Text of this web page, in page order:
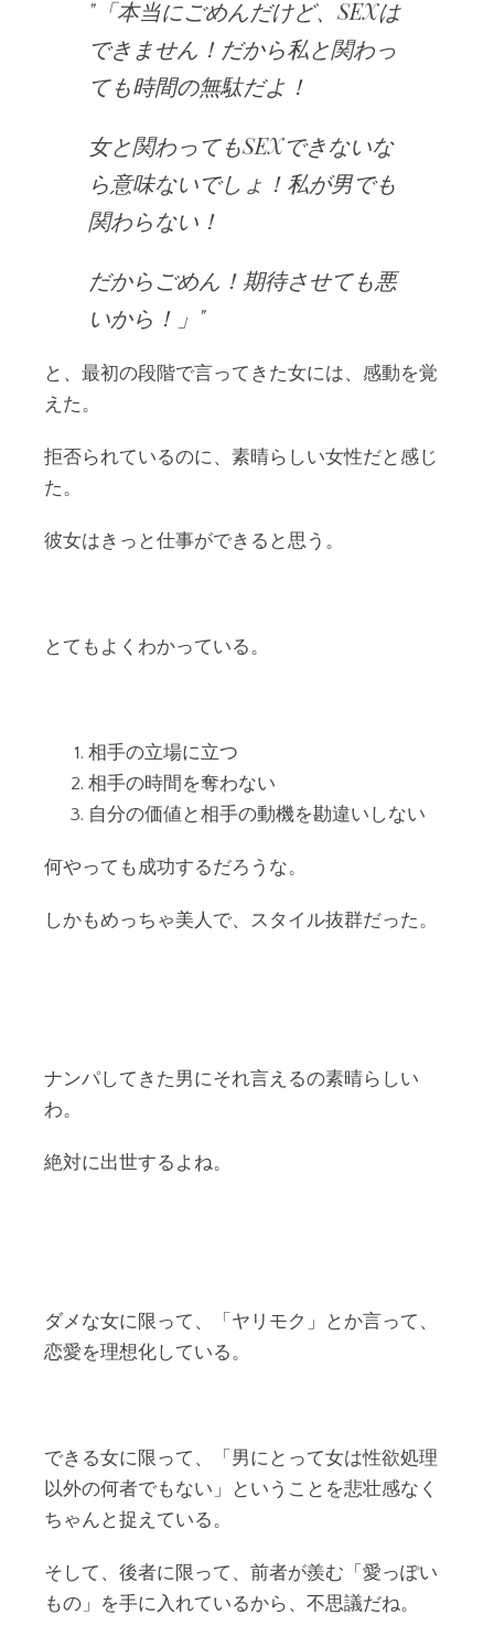
「本当にごめんだけど、SEXは
できません！だから私と関わっ
ても時間の無駄だよ！
女と関わってもSEXできないな
ら意味ないでしょ！私が男でも
関わらない！
だからごめん！期待させても悪
いから！」
と、最初の段階で言ってきた女には、感動を覚
えた。
拒否られているのに、素晴らしい女性だと感じ
た。
彼女はきっと仕事ができると思う。
とてもよくわかっている。
相手の立場に立つ
相手の時間を奪わない
自分の価値と相手の動機を勘違いしない
何やっても成功するだろうな。
しかもめっちゃ美人で、スタイル抜群だった。
ナンパしてきた男にそれ言えるの素晴らしい
わ。
絶対に出世するよね。
ダメな女に限って、「ヤリモク」とか言って、
恋愛を理想化している。
できる女に限って、「男にとって女は性欲処理
以外の何者でもない」ということを悲壮感なく
ちゃんと捉えている。
そして、後者に限って、前者が羨む「愛っぽい
もの」を手に入れているから、不思議だね。